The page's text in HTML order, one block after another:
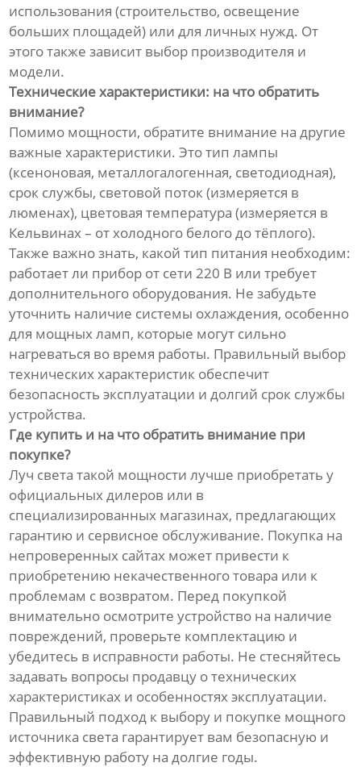
использования (строительство, освещение
больших площадей) или для личных нужд. От
этого также зависит выбор производителя и
модели.
Технические характеристики: на что обратить
внимание?
Помимо мощности, обратите внимание на другие
важные характеристики. Это тип лампы
(ксеноновая, металлогалогенная, светодиодная),
срок службы, световой поток (измеряется в
люменах), цветовая температура (измеряется в
Кельвинах – от холодного белого до тёплого).
Также важно знать, какой тип питания необходим:
работает ли прибор от сети 220 В или требует
дополнительного оборудования. Не забудьте
уточнить наличие системы охлаждения, особенно
для мощных ламп, которые могут сильно
нагреваться во время работы. Правильный выбор
технических характеристик обеспечит
безопасность эксплуатации и долгий срок службы
устройства.
Где купить и на что обратить внимание при
покупке?
Луч света такой мощности лучше приобретать у
официальных дилеров или в
специализированных магазинах, предлагающих
гарантию и сервисное обслуживание. Покупка на
непроверенных сайтах может привести к
приобретению некачественного товара или к
проблемам с возвратом. Перед покупкой
внимательно осмотрите устройство на наличие
повреждений, проверьте комплектацию и
убедитесь в исправности работы. Не стесняйтесь
задавать вопросы продавцу о технических
характеристиках и особенностях эксплуатации.
Правильный подход к выбору и покупке мощного
источника света гарантирует вам безопасную и
эффективную работу на долгие годы.